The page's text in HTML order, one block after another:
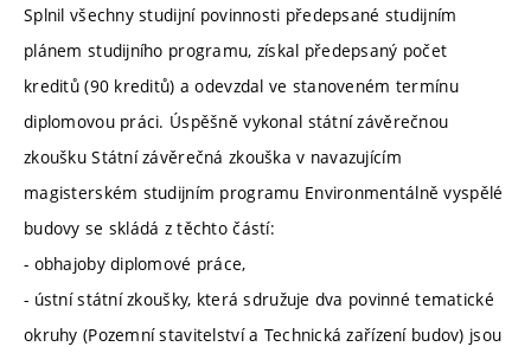
Splnil všechny studijní povinnosti předepsané studijním
plánem studijního programu, získal předepsaný počet
kreditů (90 kreditů) a odevzdal ve stanoveném termínu
diplomovou práci. Úspěšně vykonal státní závěrečnou
zkoušku Státní závěrečná zkouška v navazujícím
magisterském studijním programu Environmentálně vyspělé
budovy se skládá z těchto částí:
- obhajoby diplomové práce,
- ústní státní zkoušky, která sdružuje dva povinné tematické
okruhy (Pozemní stavitelství a Technická zařízení budov) jsou